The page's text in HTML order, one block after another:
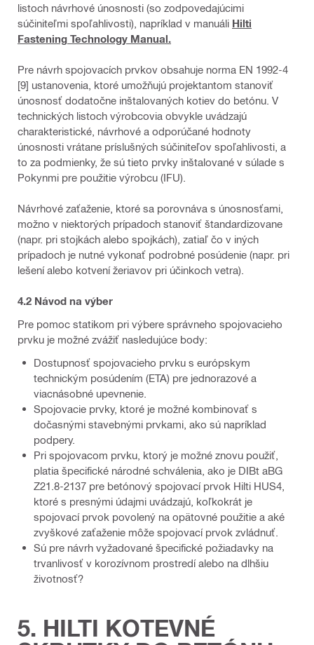
listoch návrhové únosnosti (so zodpovedajúcimi
súčiniteľmi spoľahlivosti), napríklad v manuáli Hilti
Fastening Technology Manual.
Pre návrh spojovacích prvkov obsahuje norma EN 1992-4
[9] ustanovenia, ktoré umožňujú projektantom stanoviť
únosnosť dodatočne inštalovaných kotiev do betónu. V
technických listoch výrobcovia obvykle uvádzajú
charakteristické, návrhové a odporúčané hodnoty
únosnosti vrátane príslušných súčiniteľov spoľahlivosti, a
to za podmienky, že sú tieto prvky inštalované v súlade s
Pokynmi pre použitie výrobcu (IFU).
Návrhové zaťaženie, ktoré sa porovnáva s únosnosťami,
možno v niektorých prípadoch stanoviť štandardizovane
(napr. pri stojkách alebo spojkách), zatiaľ čo v iných
prípadoch je nutné vykonať podrobné posúdenie (napr. pri
lešení alebo kotvení žeriavov pri účinkoch vetra).
4.2 Návod na výber
Pre pomoc statikom pri výbere správneho spojovacieho
prvku je možné zvážiť nasledujúce body:
Dostupnosť spojovacieho prvku s európskym
technickým posúdením (ETA) pre jednorazové a
viacnásobné upevnenie.
Spojovacie prvky, ktoré je možné kombinovať s
dočasnými stavebnými prvkami, ako sú napríklad
podpery.
Pri spojovacom prvku, ktorý je možné znovu použiť,
platia špecifické národné schválenia, ako je DIBt aBG
Z21.8-2137 pre betónový spojovací prvok Hilti HUS4,
ktoré s presnými údajmi uvádzajú, koľkokrát je
spojovací prvok povolený na opätovné použitie a aké
zvyškové zaťaženie môže spojovací prvok zvládnuť.
Sú pre návrh vyžadované špecifické požiadavky na
trvanlivosť v korozívnom prostredí alebo na dlhšiu
životnosť?
5. HILTI KOTEVNÉ